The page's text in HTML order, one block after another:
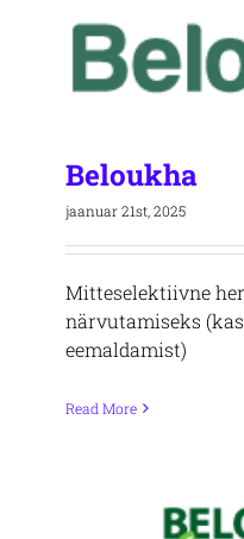
Beloukha
jaanuar 21st, 2025
Mitteselektiivne
närvutamiseks
eemaldamist)
Read More